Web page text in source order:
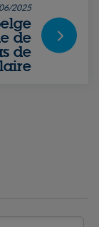
2025
de
de